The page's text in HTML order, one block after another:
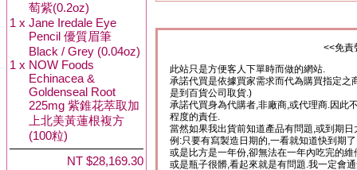
萄紫(0.2oz)
1 x Jane Iredale Eye
Pencil 優質眉筆
Black / Grey (0.04oz)
1 x NOW Foods
Echinacea &
Goldenseal Root
225mg 紫錐花萃取加
上北美黃蓮根複方
(100粒)
NT $28,169.30
<<免責
此站只是方便客人下單時而做的網站.
承諾代買是依據買家需求而代為購買指定之
是到百貨公司取貨.)
承諾代買身為代購者,非廠商,或代理商.因此
程度的責任.
當然如果我出貨前知道產品有問題,或到期
例:只要有寫製造日期的,一看就知道快到期
或是比方是一年份,卻無法在一年內吃完的維
或是瓶子很髒,看起來就是有問題.我一定會